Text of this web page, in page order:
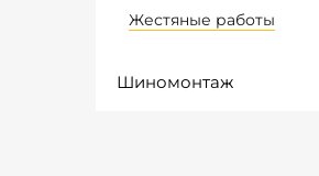
Жестяные работы
Шиномонтаж